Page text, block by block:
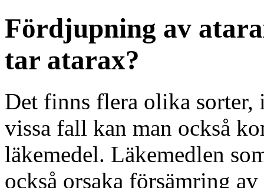
Fördjupning av
tar atarax?
Det finns flera olika sorter,
vissa fall kan man också
läkemedel. Läkemedlen
också orsaka försämring